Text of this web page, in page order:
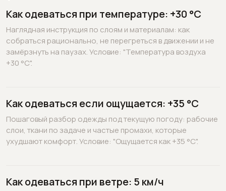
Как одеваться при температуре: +30 °C
Наглядная инструкция по слоям и материалам: как
собраться рационально, не перегреться в движении и не
замёрзнуть на паузах. Условие: "Температура воздуха
+30 °C".
Как одеваться если ощущается: +35 °C
Пошаговый разбор одежды под текущую погоду: рабочие
слои, ткани по задаче и частые промахи, которые
ухудшают комфорт. Условие: "Ощущается как +35 °C".
Как одеваться при ветре: 5 км/ч